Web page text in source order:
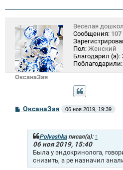
и
ОксанаЗая
Веселая
Сообщения: 107
Пол: Женский
Благодарил (а):
Поблагодарили:
СОксанаЗая 06 ноя 2019, 19:39
Polyashkaписал(а): ↑
06 ноя 2019, 15:40
Была у эндокринолога,
снизить, а ре назначил